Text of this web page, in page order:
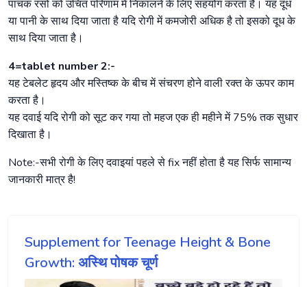
पाचक रसों को उचित परिणाम में निकालने के लिए सहयोग करता है। यह दूध
या पानी के साथ दिया जाता है यदि रोगी में कमजोरी अधिक है तो इसको दूध के
साथ दिया जाता है।
4=tablet number 2:-
यह टेबलेट हृदय और मस्तिष्क के बीच में संचरण होने वाली रक्त के ऊपर काम
करता है।
यह दवाई यदि रोगी को सूट कर गया तो महज एक ही महीने में 75% तक सुधार
दिखाता है।
Note:-सभी रोगी के लिए दवाइयां पहले से fix नहीं होता है यह सिर्फ सामान्य
जानकारी मात्र है!
Supplement for Teenage Height & Bone
Growth: अस्थि पोषक चूर्ण